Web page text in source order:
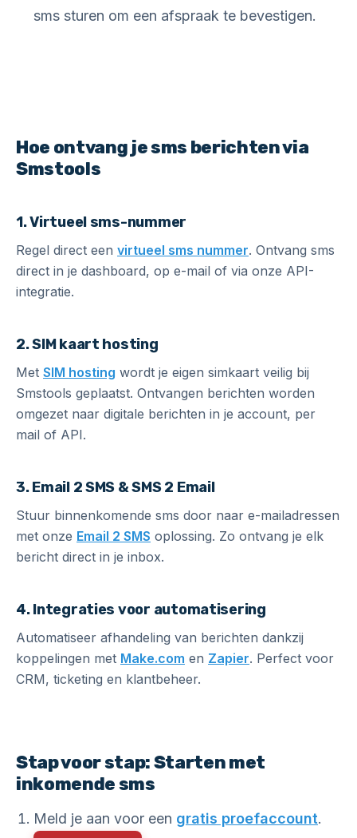
sms sturen om een afspraak te bevestigen.
Hoe ontvang je sms berichten via
Smstools
1. Virtueel sms-nummer
Regel direct een virtueel sms nummer. Ontvang sms
direct in je dashboard, op e-mail of via onze API-
integratie.
2. SIM kaart hosting
Met SIM hosting wordt je eigen simkaart veilig bij
Smstools geplaatst. Ontvangen berichten worden
omgezet naar digitale berichten in je account, per
mail of API.
3. Email 2 SMS & SMS 2 Email
Stuur binnenkomende sms door naar e-mailadressen
met onze Email 2 SMS oplossing. Zo ontvang je elk
bericht direct in je inbox.
4. Integraties voor automatisering
Automatiseer afhandeling van berichten dankzij
koppelingen met Make.com en Zapier. Perfect voor
CRM, ticketing en klantbeheer.
Stap voor stap: Starten met
inkomende sms
Meld je aan voor een gratis proefaccount.